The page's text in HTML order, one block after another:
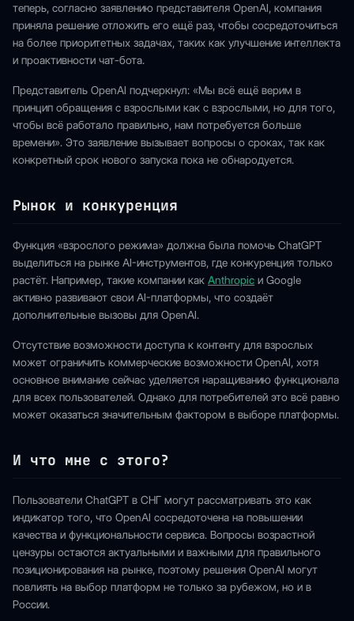
теперь, согласно заявлению представителя OpenAI, компания
приняла решение отложить его ещё раз, чтобы сосредоточиться
на более приоритетных задачах, таких как улучшение интеллекта
и проактивности чат-бота.
Представитель OpenAI подчеркнул: «Мы всё ещё верим в
принцип обращения с взрослыми как с взрослыми, но для того,
чтобы всё работало правильно, нам потребуется больше
времени». Это заявление вызывает вопросы о сроках, так как
конкретный срок нового запуска пока не обнародуется.
Рынок и конкуренция
Функция «взрослого режима» должна была помочь ChatGPT
выделиться на рынке AI-инструментов, где конкуренция только
растёт. Например, такие компании как Anthropic и Google
активно развивают свои AI-платформы, что создаёт
дополнительные вызовы для OpenAI.
Отсутствие возможности доступа к контенту для взрослых
может ограничить коммерческие возможности OpenAI, хотя
основное внимание сейчас уделяется наращиванию функционала
для всех пользователей. Однако для потребителей это всё равно
может оказаться значительным фактором в выборе платформы.
И что мне с этого?
Пользователи ChatGPT в СНГ могут рассматривать это как
индикатор того, что OpenAI сосредоточена на повышении
качества и функциональности сервиса. Вопросы возрастной
цензуры остаются актуальными и важными для правильного
позиционирования на рынке, поэтому решения OpenAI могут
повлиять на выбор платформ не только за рубежом, но и в
России.